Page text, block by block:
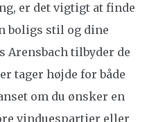
er det vigtigt at finde
boligs stil og dine
Arensbach tilbyder de
tager højde for både
om du ønsker en
vinduespartier eller